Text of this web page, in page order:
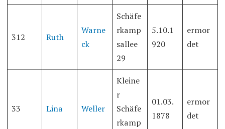
312 Ruth
Warne
ck
Schäfe
rkamp
sallee
29
5.10.1
920
ermor
det
33 Lina Weller
Kleine
r
Schäfe
rkamp
01.03.
1878
ermor
det